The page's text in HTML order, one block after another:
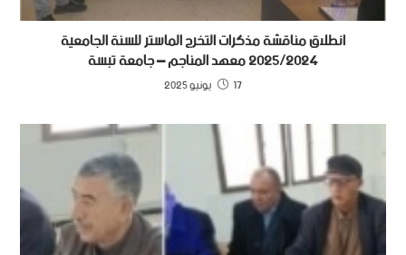
انطلاق مناقشة مذكرات التخرج الماستر للسنة الجامعية
2025/2024 معهد المناجم – جامعة تبسة
17 يونيو 2025